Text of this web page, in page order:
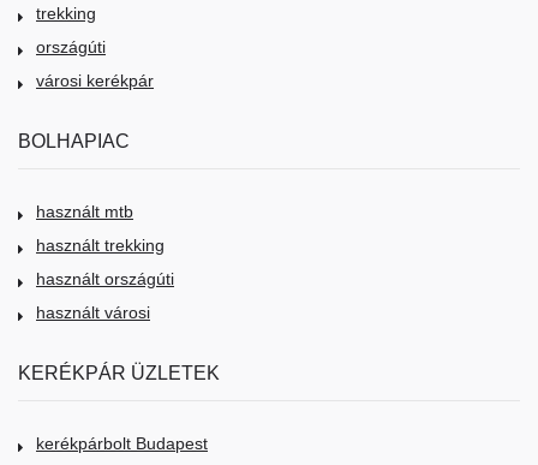
trekking
országúti
városi kerékpár
BOLHAPIAC
használt mtb
használt trekking
használt országúti
használt városi
KERÉKPÁR ÜZLETEK
kerékpárbolt Budapest